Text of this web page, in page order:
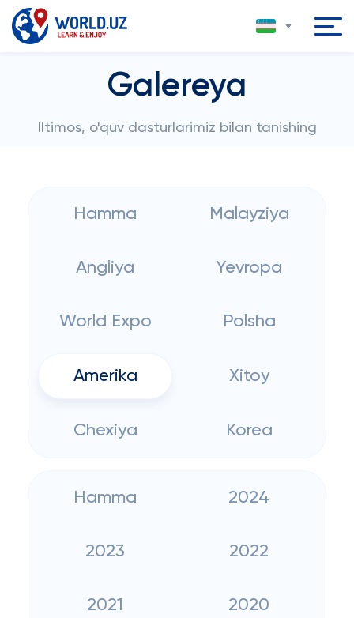
Galereya
Iltimos, o'quv dasturlarimiz bilan tanishing
Hamma Malayziya
Angliya Yevropa
World Expo Polsha
Amerika Xitoy
Chexiya Korea
Hamma 2024
2023 2022
2021 2020